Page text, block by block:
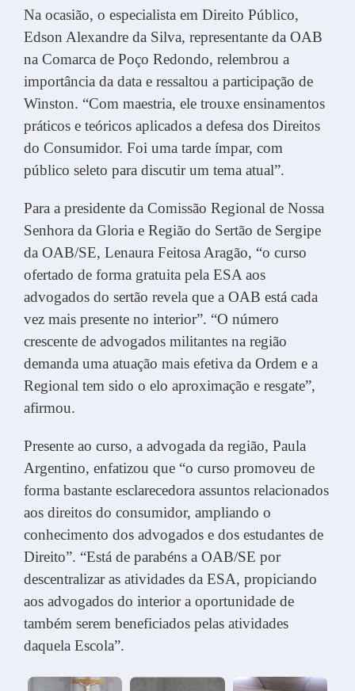
Na ocasião, o especialista em Direito Público,
Edson Alexandre da Silva, representante da OAB
na Comarca de Poço Redondo, relembrou a
importância da data e ressaltou a participação de
Winston. “Com maestria, ele trouxe ensinamentos
práticos e teóricos aplicados a defesa dos Direitos
do Consumidor. Foi uma tarde ímpar, com
público seleto para discutir um tema atual”.
Para a presidente da Comissão Regional de Nossa
Senhora da Gloria e Região do Sertão de Sergipe
da OAB/SE, Lenaura Feitosa Aragão, “o curso
ofertado de forma gratuita pela ESA aos
advogados do sertão revela que a OAB está cada
vez mais presente no interior”. “O número
crescente de advogados militantes na região
demanda uma atuação mais efetiva da Ordem e a
Regional tem sido o elo aproximação e resgate”,
afirmou.
Presente ao curso, a advogada da região, Paula
Argentino, enfatizou que “o curso promoveu de
forma bastante esclarecedora assuntos relacionados
aos direitos do consumidor, ampliando o
conhecimento dos advogados e dos estudantes de
Direito”. “Está de parabéns a OAB/SE por
descentralizar as atividades da ESA, propiciando
aos advogados do interior a oportunidade de
também serem beneficiados pelas atividades
daquela Escola”.